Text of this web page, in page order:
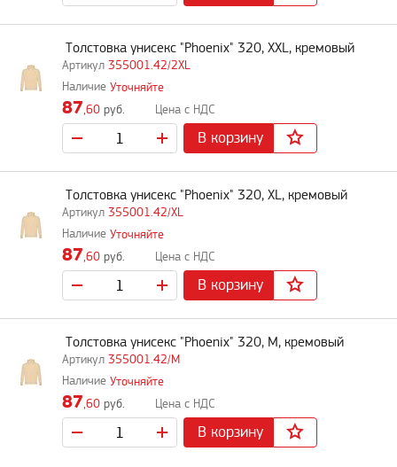
355001.42/2XL
Толстовка унисекс "Phoenix" 320, XXL, кремовый
Уточняйте
87,60 руб.
В корзину
355001.42/XL
Толстовка унисекс "Phoenix" 320, XL, кремовый
Уточняйте
87,60 руб.
В корзину
355001.42/M
Толстовка унисекс "Phoenix" 320, M, кремовый
Уточняйте
87,60 руб.
В корзину